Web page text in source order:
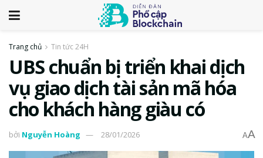
Trang chủ Tin tức 24H
UBS chuẩn bị triển khai dịch
vụ giao dịch tài sản mã hóa
cho khách hàng giàu có
bởi Nguyễn Hoàng 28/01/2026 AA